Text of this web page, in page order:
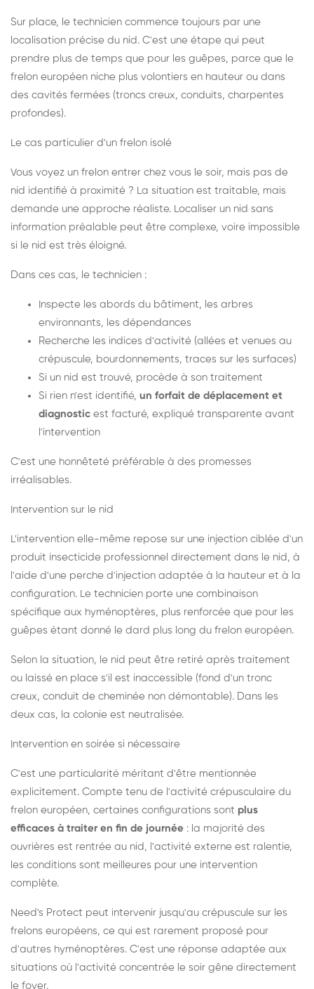
Sur place, le technicien commence toujours par une
localisation précise du nid. C'est une étape qui peut
prendre plus de temps que pour les guêpes, parce que le
frelon européen niche plus volontiers en hauteur ou dans
des cavités fermées (troncs creux, conduits, charpentes
profondes).
Le cas particulier d'un frelon isolé
Vous voyez un frelon entrer chez vous le soir, mais pas de
nid identifié à proximité ? La situation est traitable, mais
demande une approche réaliste. Localiser un nid sans
information préalable peut être complexe, voire impossible
si le nid est très éloigné.
Dans ces cas, le technicien :
Inspecte les abords du bâtiment, les arbres
environnants, les dépendances
Recherche les indices d'activité (allées et venues au
crépuscule, bourdonnements, traces sur les surfaces)
Si un nid est trouvé, procède à son traitement
Si rien n'est identifié, un forfait de déplacement et
diagnostic est facturé, expliqué transparente avant
l'intervention
C'est une honnêteté préférable à des promesses
irréalisables.
Intervention sur le nid
L'intervention elle-même repose sur une injection ciblée d'un
produit insecticide professionnel directement dans le nid, à
l'aide d'une perche d'injection adaptée à la hauteur et à la
configuration. Le technicien porte une combinaison
spécifique aux hyménoptères, plus renforcée que pour les
guêpes étant donné le dard plus long du frelon européen.
Selon la situation, le nid peut être retiré après traitement
ou laissé en place s'il est inaccessible (fond d'un tronc
creux, conduit de cheminée non démontable). Dans les
deux cas, la colonie est neutralisée.
Intervention en soirée si nécessaire
C'est une particularité méritant d'être mentionnée
explicitement. Compte tenu de l'activité crépusculaire du
frelon européen, certaines configurations sont plus
efficaces à traiter en fin de journée : la majorité des
ouvrières est rentrée au nid, l'activité externe est ralentie,
les conditions sont meilleures pour une intervention
complète.
Need's Protect peut intervenir jusqu'au crépuscule sur les
frelons européens, ce qui est rarement proposé pour
d'autres hyménoptères. C'est une réponse adaptée aux
situations où l'activité concentrée le soir gêne directement
le foyer.